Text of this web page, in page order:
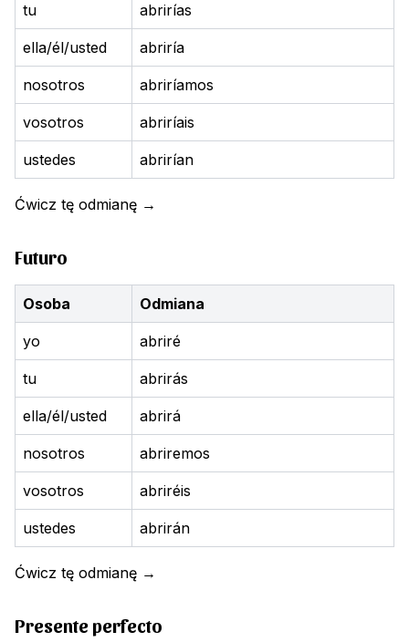
tu abrirías
ella/él/usted abriría
nosotros abriríamos
vosotros abriríais
ustedes abrirían
Ćwicz tę odmianę →
Futuro
Osoba Odmiana
yo abriré
tu abrirás
ella/él/usted abrirá
nosotros abriremos
vosotros abriréis
ustedes abrirán
Ćwicz tę odmianę →
Presente perfecto